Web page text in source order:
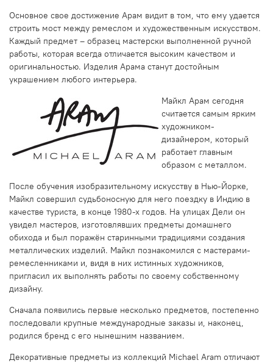
Основное свое достижение Арам видит в том, что ему удается
строить мост между ремеслом и художественным искусством.
Каждый предмет – образец мастерски выполненной ручной
работы, которая всегда отличается высоким качеством и
оригинальностью. Изделия Арама станут достойным
украшением любого интерьера.
Майкл Арам сегодня
считается самым ярким
художником-
дизайнером, который
работает главным
образом с металлом.
После обучения изобразительному искусству в Нью-Йорке,
Майкл совершил судьбоносную для него поездку в Индию в
качестве туриста, в конце 1980-х годов. На улицах Дели он
увидел мастеров, изготовлявших предметы домашнего
обихода и был поражён старинными традициями создания
металлических изделий. Майкл познакомился с мастерами-
ремесленниками и, видя в них истинных художников,
пригласил их выполнять работы по своему собственному
дизайну.
Сначала появились первые несколько предметов, постепенно
последовали крупные международные заказы и, наконец,
родился бренд с его нынешним названием.
Декоративные предметы из коллекций Michael Aram отличают